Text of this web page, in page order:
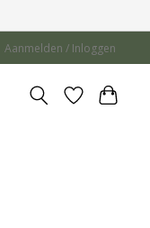
Aanmelden / Inloggen